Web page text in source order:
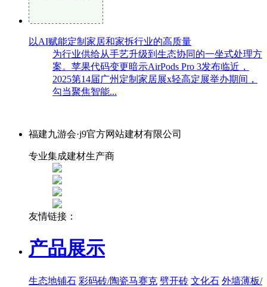
以AI赋能定制家居和家拆行业的高质量
为行业供给从手艺升级到生态协同的一坐式处理方
案。苹果代码变更暗示AirPods Pro 3发布临近，
2025第14届广州定制家居展x轻高定展举办期间，
勾当聚焦智能...
福建九游会·j9官方网站建材有限公司
专业集成建材生产商
友情链接：
产品展示
生态地铺石 彩码砖/陶瓷马赛克 劈开砖 文化石 外墙薄板/